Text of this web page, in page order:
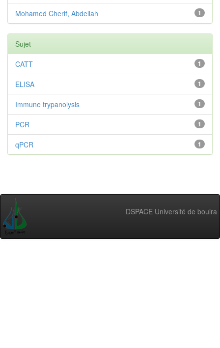
1
Mohamed Cherif, Abdellah
Sujet
1
CATT
1
ELISA
1
Immune trypanolysis
1
PCR
1
qPCR
DSPACE Université de bouira